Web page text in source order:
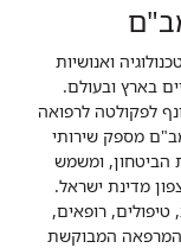
ואנושיות
בארץ ובעולם.
לפקולטה לרפואה
אשפוז. רמב"ם מספק שירותי
וכוחות הביטחון, ומשמש
רופאים,
המרפאה המבוקשת